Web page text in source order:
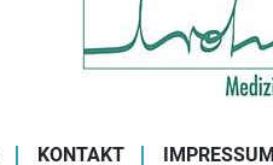
KONTAKT IMPRESSUM